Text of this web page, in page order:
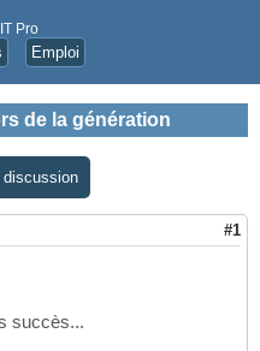
Pro
Emploi
de la génération
discussion
#1
succès...